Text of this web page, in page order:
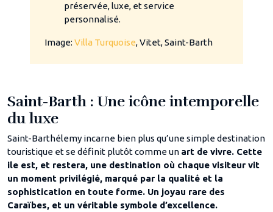
préservée, luxe, et service
personnalisé.
Image:Villa Turquoise, Vitet, Saint-Barth
Saint-Barth : Une icône intemporelle
du luxe
Saint-Barthélemy incarne bien plus qu’une simple destination
touristique et se définit plutôt comme un art de vivre. Cette
ile est, et restera, une destination où chaque visiteur vit
un moment privilégié, marqué par la qualité et la
sophistication en toute forme. Un joyau rare des
Caraïbes, et un véritable symbole d’excellence.